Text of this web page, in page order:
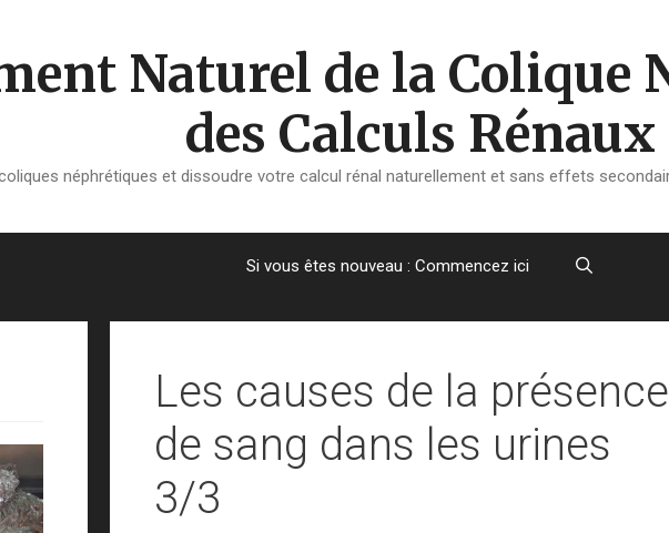
Naturel de la Colique
des Calculs Rénaux
néphrétiques et dissoudre votre calcul rénal naturellement et sans effets
Si vous êtes nouveau : Commencez ici
Les causes de la présence
de sang dans les urines
3/3